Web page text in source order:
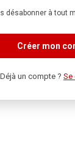
désabonner à tout
Créer mon
Déjà un compte ? Se